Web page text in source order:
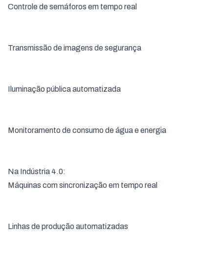
Controle de semáforos em tempo real
Transmissão de imagens de segurança
Iluminação pública automatizada
Monitoramento de consumo de água e energia
Na Indústria 4.0:
Máquinas com sincronização em tempo real
Linhas de produção automatizadas